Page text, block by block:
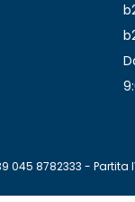
8782333 - Partita